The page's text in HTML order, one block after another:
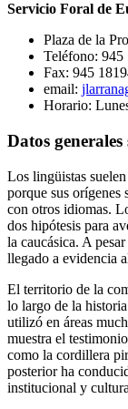
Servicio Foral de
Plaza de la
Teléfono: 945
Fax: 945
email:
Horario:
Datos
Los lingüistas
porque sus orígenes
con otros idiomas.
dos hipótesis para
la caucásica. A
llegado a evidencia
El territorio de la
lo largo de la
utilizó en áreas
muestra el
como la cordillera
posterior ha
institucional y